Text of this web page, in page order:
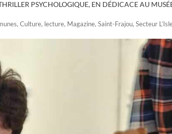
PSYCHOLOGIQUE, EN DÉDICACE AU
, Culture, lecture, Magazine, Saint-Frajou, Secteur